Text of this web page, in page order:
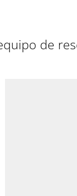
de